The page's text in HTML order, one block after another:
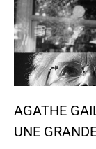
AGATHE
UNE